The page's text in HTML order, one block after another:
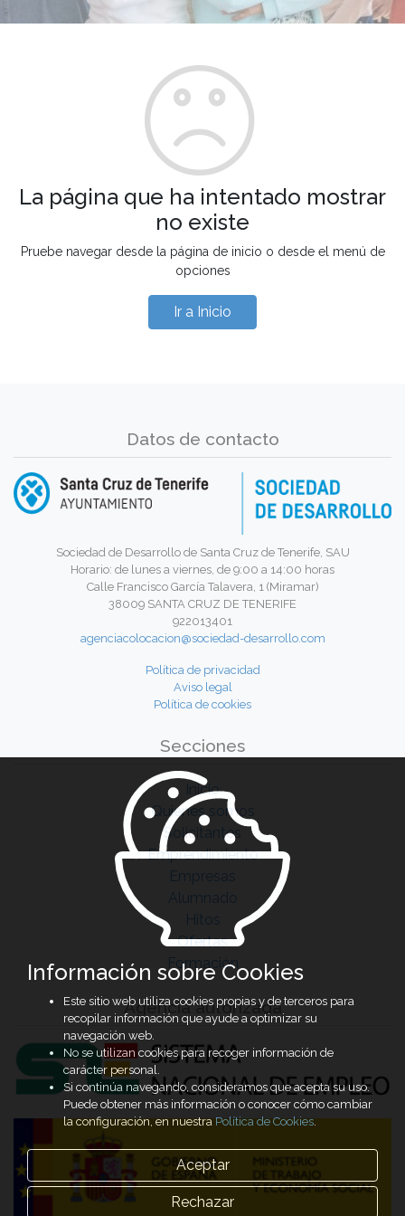
La página que ha intentado mostrar
no existe
Pruebe navegar desde la página de inicio o desde el menú de
opciones
Ir a Inicio
Datos de contacto
Sociedad de Desarrollo de Santa Cruz de Tenerife, SAU
Horario: de lunes a viernes, de 9:00 a 14:00 horas
Calle Francisco García Talavera, 1 (Miramar)
38009 SANTA CRUZ DE TENERIFE
922013401
agenciacolocacion@sociedad-desarrollo.com
Política de privacidad
Aviso legal
Política de cookies
Secciones
Inicio
Quiénes somos
Solicitantes
Emprendimiento
Empresas
Alumnado
Hitos
Ofertas
Formación
Agencia autorizada
Información sobre Cookies
Este sitio web utiliza cookies propias y de terceros para
recopilar información que ayude a optimizar su
navegación web.
No se utilizan cookies para recoger información de
carácter personal.
Si continúa navegando, consideramos que acepta su uso.
Puede obtener más información o conocer cómo cambiar
la configuración, en nuestraPolítica de Cookies.
Aceptar
Rechazar